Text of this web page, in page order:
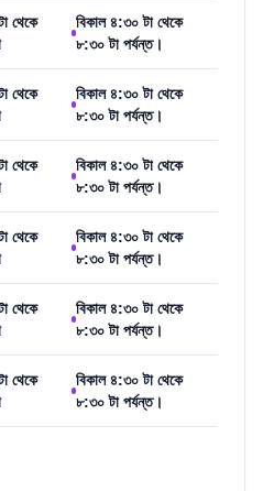
থেকে
বিকাল ৪:৩০ টা থেকে
৮:৩০ টা পর্যন্ত।
থেকে
বিকাল ৪:৩০ টা থেকে
৮:৩০ টা পর্যন্ত।
থেকে
বিকাল ৪:৩০ টা থেকে
৮:৩০ টা পর্যন্ত।
থেকে
বিকাল ৪:৩০ টা থেকে
৮:৩০ টা পর্যন্ত।
থেকে
বিকাল ৪:৩০ টা থেকে
৮:৩০ টা পর্যন্ত।
থেকে
বিকাল ৪:৩০ টা থেকে
৮:৩০ টা পর্যন্ত।